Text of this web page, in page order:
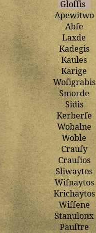
Gloſſis
Apewitwo
Abſe
Laxde
Kadegis
Kaules
Karige
Woſigrabis
Smorde
Sidis
Kerberſe
Wobalne
Woble
Crauſy
Crauſios
Sliwaytos
Wiſnaytos
Krichaytos
Wiſſene
Stanulonx
Pauſtre